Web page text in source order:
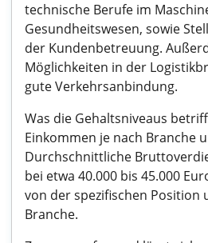
technische Berufe im
Gesundheitswesen, sowie
der Kundenbetreuung.
Möglichkeiten in der
gute Verkehrsanbindung.
Was die Gehaltsniveaus
Einkommen je nach Branche
Durchschnittliche
bei etwa 40.000 bis 45.000
von der spezifischen Position
Branche.